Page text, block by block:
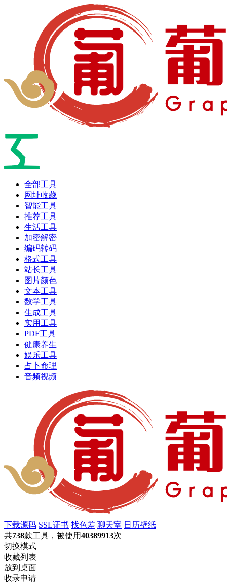
全部工具
网址收藏
智能工具
推荐工具
生活工具
加密解密
编码转码
格式工具
站长工具
图片颜色
文本工具
数学工具
生成工具
实用工具
PDF工具
健康养生
娱乐工具
占卜命理
音频视频
下载源码 SSL证书 找色差 聊天室 日历壁纸
共738款工具，被使用40389913次
切换模式
收藏列表
放到桌面
收录申请